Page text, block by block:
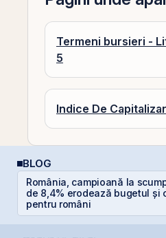
Termeni bursieri -
5
Indice De
BLOG
România, campioană la
de 8,4% erodează bugetul și
pentru români